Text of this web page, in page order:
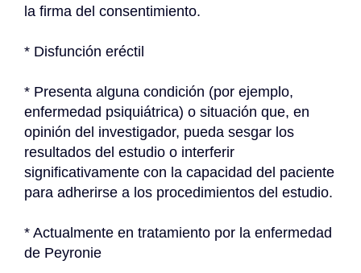
la firma del consentimiento.
* Disfunción eréctil
* Presenta alguna condición (por ejemplo,
enfermedad psiquiátrica) o situación que, en
opinión del investigador, pueda sesgar los
resultados del estudio o interferir
significativamente con la capacidad del paciente
para adherirse a los procedimientos del estudio.
* Actualmente en tratamiento por la enfermedad
de Peyronie